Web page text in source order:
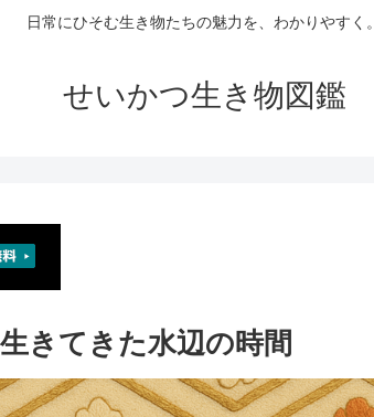
日常にひそむ生き物たちの魅力を、わかりやすく。
せいかつ生き物図鑑
きてきた水辺の時間